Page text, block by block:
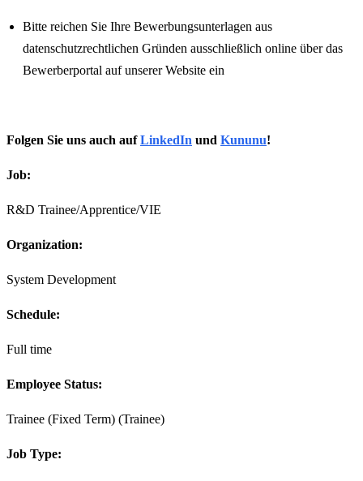
Bitte reichen Sie Ihre Bewerbungsunterlagen aus
datenschutzrechtlichen Gründen ausschließlich online über das
Bewerberportal auf unserer Website ein
Folgen Sie uns auch aufLinkedIn und Kununu!
Job:
R&D Trainee/Apprentice/VIE
Organization:
System Development
Schedule:
Full time
Employee Status:
Trainee (Fixed Term) (Trainee)
Job Type: